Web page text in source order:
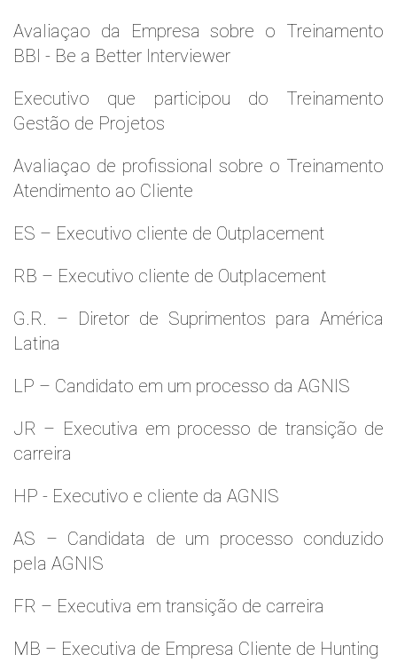
Avaliaçao da Empresa sobre o Treinamento
BBI - Be a Better Interviewer
Executivo que participou do Treinamento
Gestão de Projetos
Avaliaçao de profissional sobre o Treinamento
Atendimento ao Cliente
ES – Executivo cliente de Outplacement
RB – Executivo cliente de Outplacement
G.R. – Diretor de Suprimentos para América
Latina
LP – Candidato em um processo da AGNIS
JR – Executiva em processo de transição de
carreira
HP - Executivo e cliente da AGNIS
AS – Candidata de um processo conduzido
pela AGNIS
FR – Executiva em transição de carreira
MB – Executiva de Empresa Cliente de Hunting